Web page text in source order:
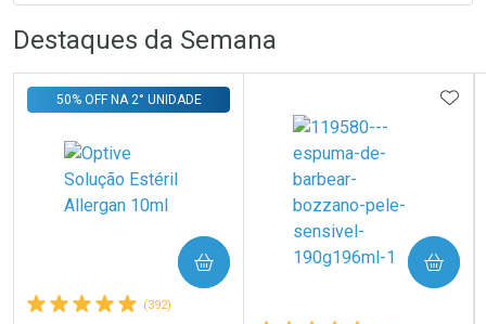
Laboratório
Ativar Desconto
Comprar sem Desconto
Comprar sem Desconto
Destaques da Semana
(392)
50% OFF NA 2° UNIDADE
COMPRAR COMPRAR